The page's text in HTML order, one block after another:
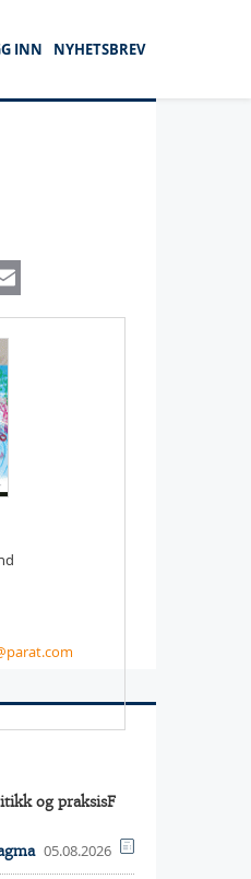
INN
NYHETSBREV
og praksisF
05.08.2026